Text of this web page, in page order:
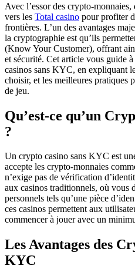
Avec l’essor des crypto-
vers les Total casino pour profiter
frontières. L’un des avantages
la cryptographie est qu’ils
(Know Your Customer), offrant
et sécurité. Cet article vous guide
casinos sans KYC, en expliquant
choisir, et les meilleures pratiques
de jeu.
Qu’est-ce qu’un
?
Un crypto casino sans KYC est
accepte les crypto-monnaies
n’exige pas de vérification
aux casinos traditionnels, où vous
personnels tels qu’une pièce
ces casinos permettent aux
commencer à jouer avec un
Les Avantages des
KYC